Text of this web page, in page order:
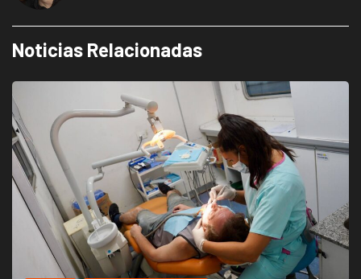
Noticias Relacionadas